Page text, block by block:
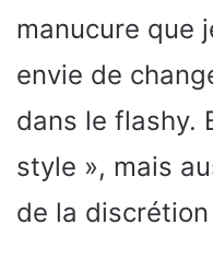
manucure que
envie de
dans le flashy.
style », mais
de la discrétion